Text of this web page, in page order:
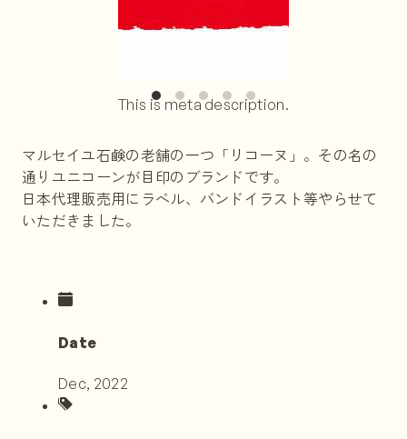
This is meta description.
マルセイユ石鹸の老舗の一つ「リコーヌ」。その名の
通りユニコーンが目印のブランドです。
日本代理販売用にラベル、バンドイラスト等やらせて
いただきました。
Date
Dec, 2022